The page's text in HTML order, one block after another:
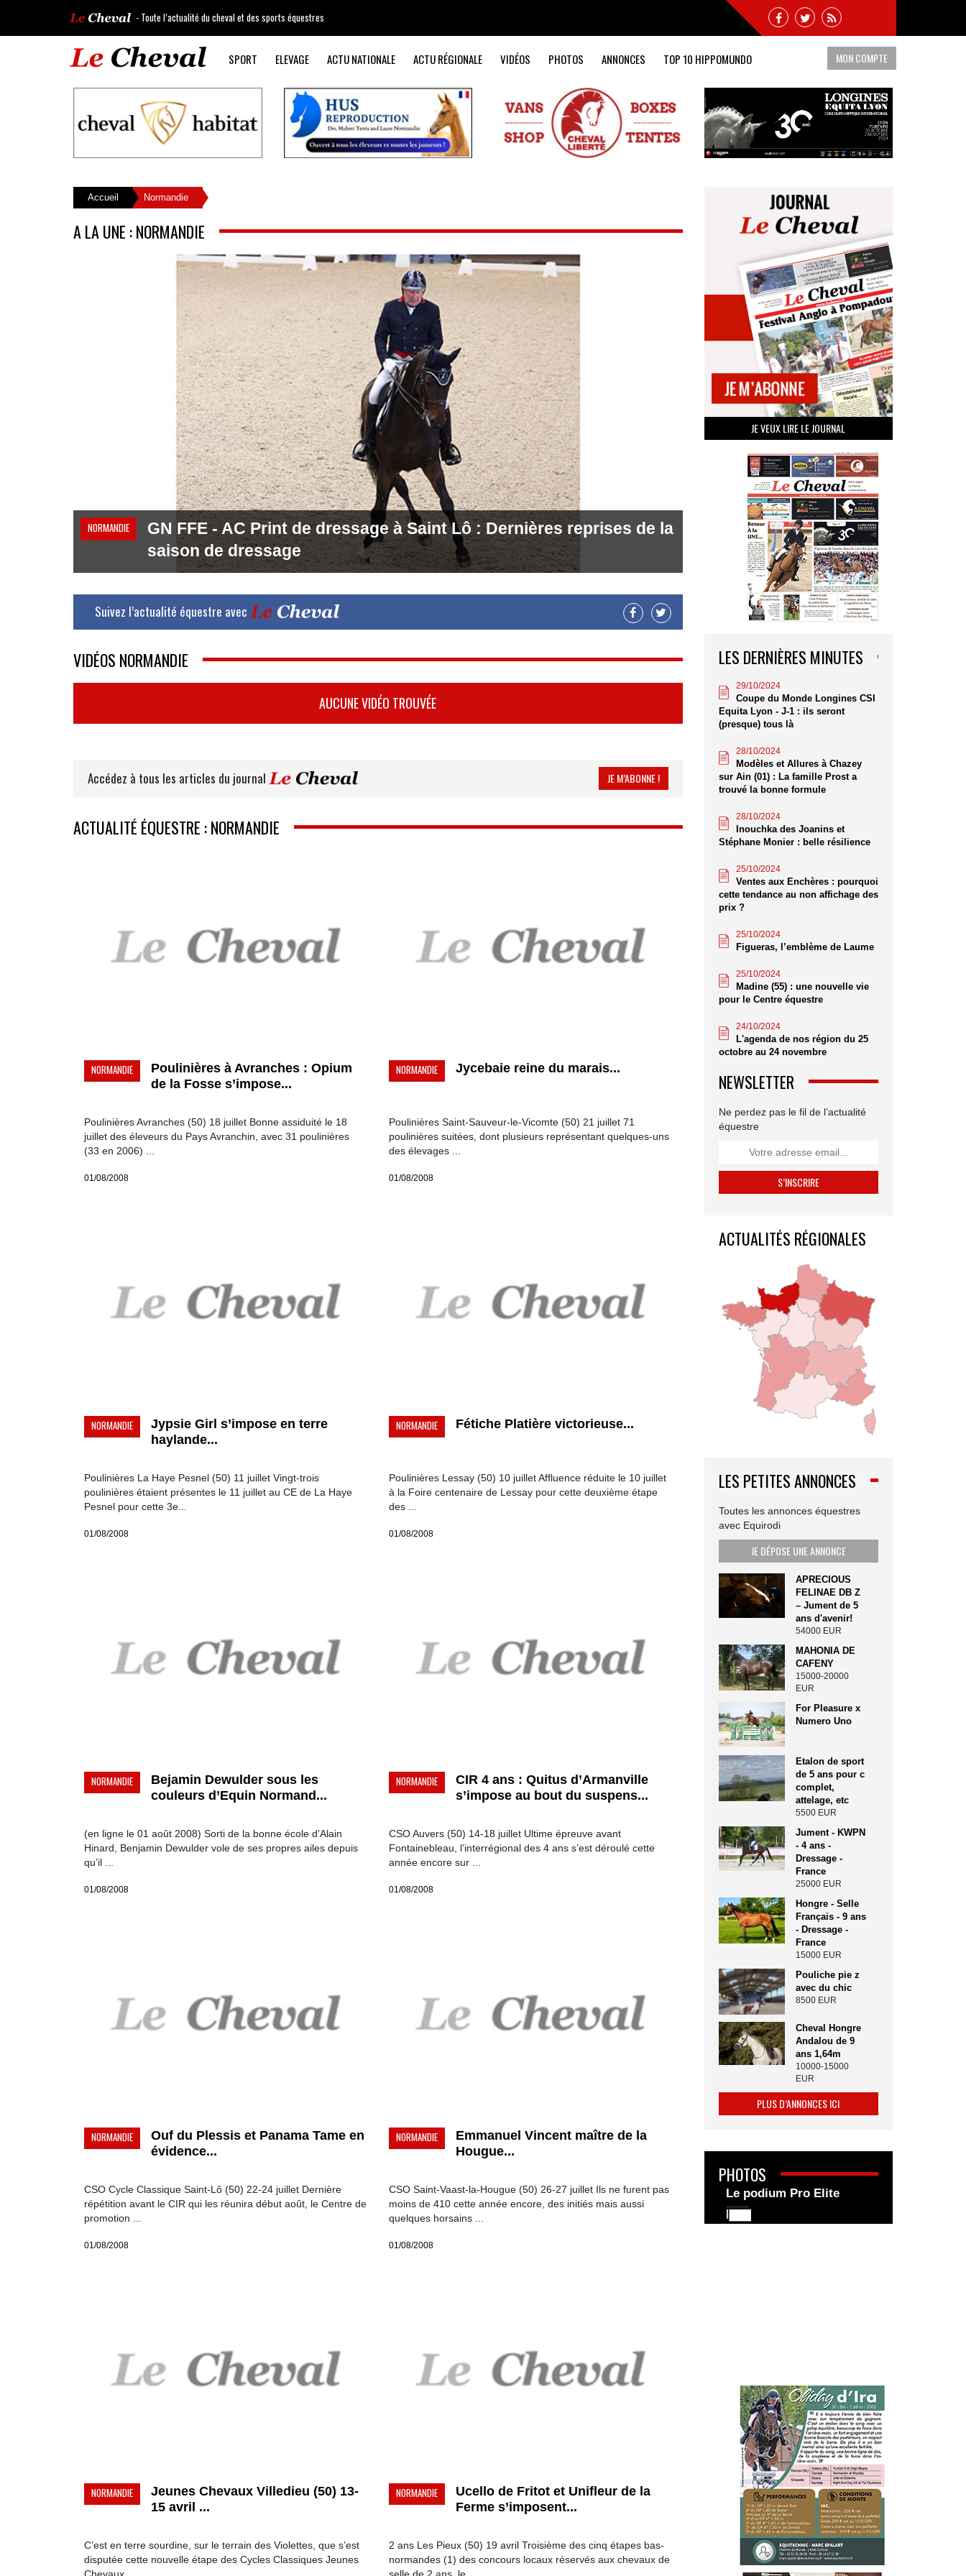
- Toute l’actualité du cheval et des sports équestres
SPORT ELEVAGE ACTU NATIONALE ACTU RÉGIONALE VIDÉOS PHOTOS ANNONCES TOP 10 HIPPOMUNDO MON COMPTE
Accueil Normandie
A LA UNE : NORMANDIE
NORMANDIE
GN FFE - AC Print de dressage à Saint Lô : Dernières reprises de la
saison de dressage
Suivez l’actualité équestre avec
VIDÉOS NORMANDIE
AUCUNE VIDÉO TROUVÉE
Accédez à tous les articles du journal JE M’ABONNE !
ACTUALITÉ ÉQUESTRE : NORMANDIE
NORMANDIE
Poulinières à Avranches : Opium
de la Fosse s’impose...
Poulinières Avranches (50) 18 juillet Bonne assiduité le 18
juillet des éleveurs du Pays Avranchin, avec 31 poulinières
(33 en 2006) ...
01/08/2008
NORMANDIE Jycebaie reine du marais...
Poulinières Saint-Sauveur-le-Vicomte (50) 21 juillet 71
poulinières suitées, dont plusieurs représentant quelques-uns
des élevages ...
01/08/2008
NORMANDIE
Jypsie Girl s’impose en terre
haylande...
Poulinières La Haye Pesnel (50) 11 juillet Vingt-trois
poulinières étaient présentes le 11 juillet au CE de La Haye
Pesnel pour cette 3e...
01/08/2008
NORMANDIE Fétiche Platière victorieuse...
Poulinières Lessay (50) 10 juillet Affluence réduite le 10 juillet
à la Foire centenaire de Lessay pour cette deuxième étape
des ...
01/08/2008
NORMANDIE
Bejamin Dewulder sous les
couleurs d’Equin Normand...
(en ligne le 01 août 2008) Sorti de la bonne école d’Alain
Hinard, Benjamin Dewulder vole de ses propres ailes depuis
qu’il ...
01/08/2008
NORMANDIE
CIR 4 ans : Quitus d’Armanville
s’impose au bout du suspens...
CSO Auvers (50) 14-18 juillet Ultime épreuve avant
Fontainebleau, l’interrégional des 4 ans s’est déroulé cette
année encore sur ...
01/08/2008
NORMANDIE
Ouf du Plessis et Panama Tame en
évidence...
CSO Cycle Classique Saint-Lô (50) 22-24 juillet Dernière
répétition avant le CIR qui les réunira début août, le Centre de
promotion ...
01/08/2008
NORMANDIE
Emmanuel Vincent maître de la
Hougue...
CSO Saint-Vaast-la-Hougue (50) 26-27 juillet Ils ne furent pas
moins de 410 cette année encore, des initiés mais aussi
quelques horsains ...
01/08/2008
NORMANDIE
Jeunes Chevaux Villedieu (50) 13-
15 avril ...
C’est en terre sourdine, sur le terrain des Violettes, que s’est
disputée cette nouvelle étape des Cycles Classiques Jeunes
NORMANDIE
Ucello de Fritot et Unifleur de la
Ferme s’imposent...
2 ans Les Pieux (50) 19 avril Troisième des cinq étapes bas-
normandes (1) des concours locaux réservés aux chevaux de
JE VEUX LIRE LE JOURNAL
LES DERNIÈRES MINUTES
29/10/2024
Coupe du Monde Longines CSI
Equita Lyon - J-1 : ils seront
(presque) tous là
28/10/2024
Modèles et Allures à Chazey
sur Ain (01) : La famille Prost a
trouvé la bonne formule
28/10/2024
Inouchka des Joanins et
Stéphane Monier : belle résilience
25/10/2024
Ventes aux Enchères : pourquoi
cette tendance au non affichage des
prix ?
25/10/2024
Figueras, l’emblème de Laume
25/10/2024
Madine (55) : une nouvelle vie
pour le Centre équestre
24/10/2024
L'agenda de nos région du 25
octobre au 24 novembre
NEWSLETTER
Ne perdez pas le fil de l’actualité
équestre
ACTUALITÉS RÉGIONALES
LES PETITES ANNONCES
Toutes les annonces équestres
avec Equirodi
JE DÉPOSE UNE ANNONCE
APRECIOUS
FELINAE DB Z
– Jument de 5
ans d'avenir!
54000 EUR
MAHONIA DE
CAFENY
15000-20000
EUR
For Pleasure x
Numero Uno
Etalon de sport
de 5 ans pour c
complet,
attelage, etc
5500 EUR
Jument - KWPN
- 4 ans -
Dressage -
France
25000 EUR
Hongre - Selle
Français - 9 ans
- Dressage -
France
15000 EUR
Pouliche pie z
avec du chic
8500 EUR
Cheval Hongre
Andalou de 9
ans 1,64m
10000-15000
EUR
PLUS D’ANNONCES ICI
PHOTOS
Le podium Pro Elite